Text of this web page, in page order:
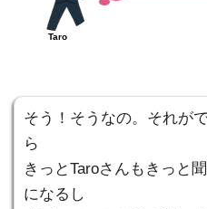
Taro
そう！そうなの。それが
ら
きっとTaroさんもきっと
になるし